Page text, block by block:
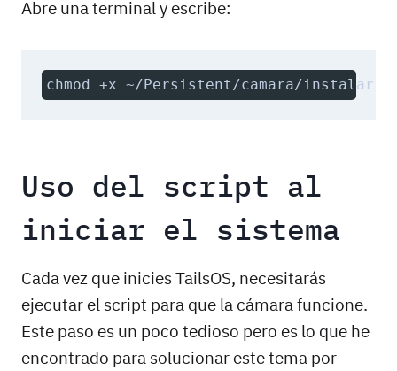
Abre una terminal y escribe:
chmod +x ~/Persistent/camara/instalar-
Uso del script al
iniciar el sistema
Cada vez que inicies TailsOS, necesitarás
ejecutar el script para que la cámara funcione.
Este paso es un poco tedioso pero es lo que he
encontrado para solucionar este tema por